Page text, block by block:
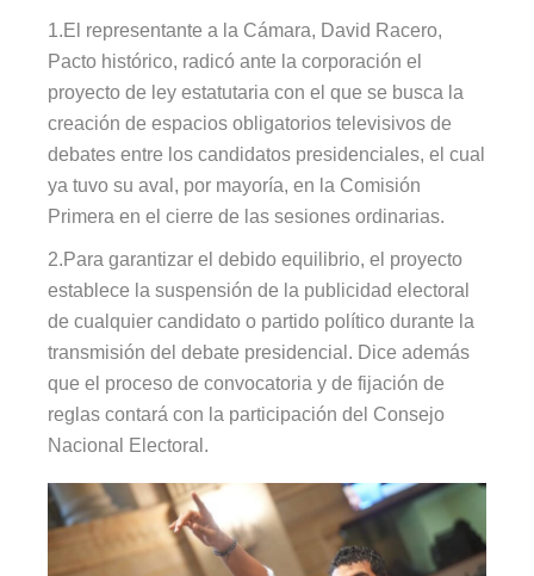
1.El representante a la Cámara, David Racero,
Pacto histórico, radicó ante la corporación el
proyecto de ley estatutaria con el que se busca la
creación de espacios obligatorios televisivos de
debates entre los candidatos presidenciales, el cual
ya tuvo su aval, por mayoría, en la Comisión
Primera en el cierre de las sesiones ordinarias.
2.Para garantizar el debido equilibrio, el proyecto
establece la suspensión de la publicidad electoral
de cualquier candidato o partido político durante la
transmisión del debate presidencial. Dice además
que el proceso de convocatoria y de fijación de
reglas contará con la participación del Consejo
Nacional Electoral.